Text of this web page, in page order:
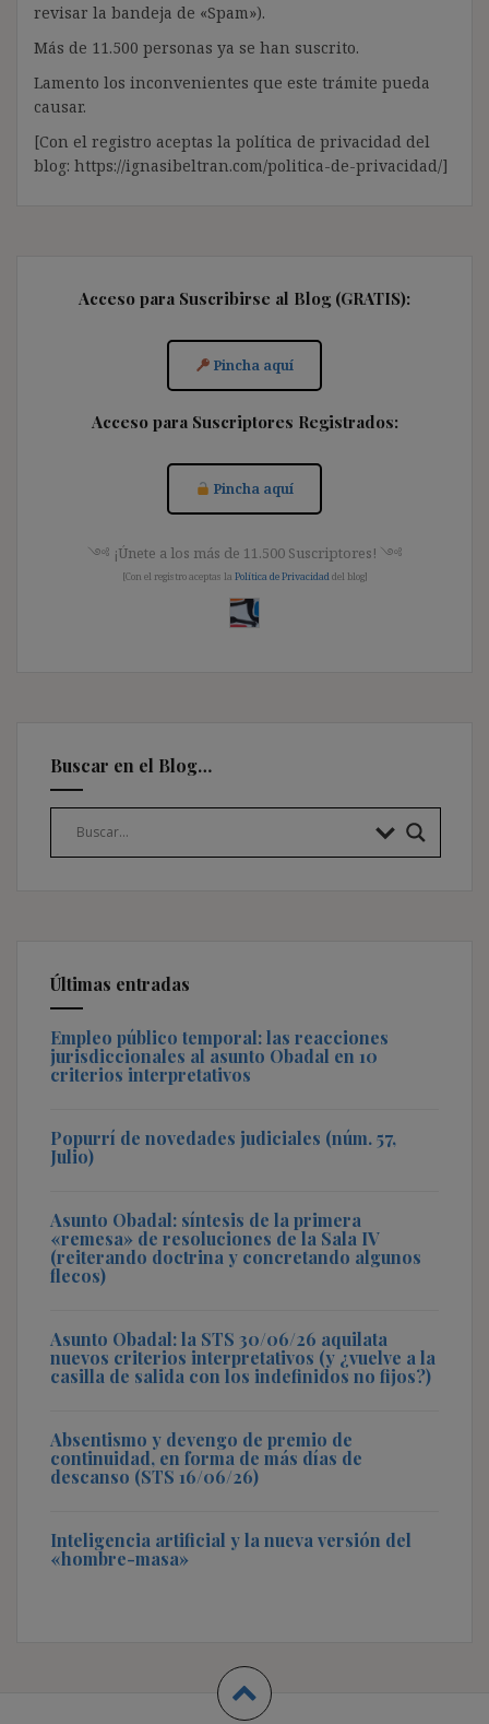
revisar la bandeja de «Spam»).
Más de 11.500 personas ya se han suscrito.
Lamento los inconvenientes que este trámite pueda
causar.
[Con el registro aceptas la política de privacidad del
blog: https://ignasibeltran.com/politica-de-privacidad/]
Acceso para Suscribirse al Blog (GRATIS):
Pincha aquí
Acceso para Suscriptores Registrados:
Pincha aquí
༺ ¡Únete a los más de 11.500 Suscriptores! ༺
[Con el registro aceptas la Política de Privacidad del blog]
Buscar en el Blog…
Últimas entradas
Empleo público temporal: las reacciones
jurisdiccionales al asunto Obadal en 10
criterios interpretativos
Popurrí de novedades judiciales (núm. 57,
Julio)
Asunto Obadal: síntesis de la primera
«remesa» de resoluciones de la Sala IV
(reiterando doctrina y concretando algunos
flecos)
Asunto Obadal: la STS 30/06/26 aquilata
nuevos criterios interpretativos (y ¿vuelve a la
casilla de salida con los indefinidos no fijos?)
Absentismo y devengo de premio de
continuidad, en forma de más días de
descanso (STS 16/06/26)
Inteligencia artificial y la nueva versión del
«hombre-masa»